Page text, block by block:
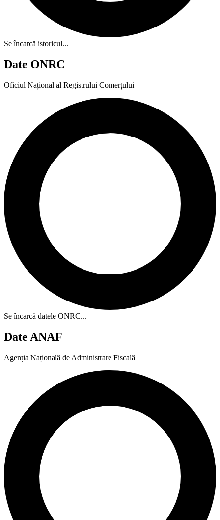
Se încarcă istoricul...
Date ONRC
Oficiul Național al Registrului Comerțului
Se încarcă datele ONRC...
Date ANAF
Agenția Națională de Administrare Fiscală